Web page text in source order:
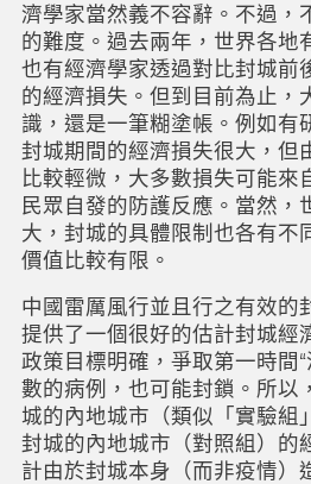
濟學家當然義不容辭。不過，
的難度。過去兩年，世界各地
也有經濟學家透過對比封城前
的經濟損失。但到目前為止，
識，還是一筆糊塗帳。例如有
封城期間的經濟損失很大，但
比較輕微，大多數損失可能來
民眾自發的防護反應。當然，
大，封城的具體限制也各有不
價值比較有限。
中國雷厲風行並且行之有效的
提供了一個很好的估計封城經
政策目標明確，爭取第一時間
數的病例，也可能封鎖。所以
城的內地城市（類似「實驗組
封城的內地城市（對照組）的
計由於封城本身（而非疫情）